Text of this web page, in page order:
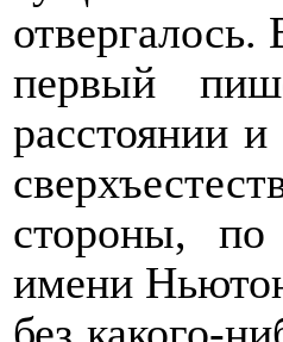
первый
расстоянии
стороны, по
имени